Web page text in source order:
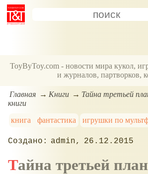
ToyByToy.com - новости мира кукол,
и журналов, партворков,
Главная Книги
Тайна третьей
книги
книга
фантастика игрушки по
admin 26.12.2015
Тайна третьей